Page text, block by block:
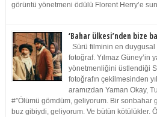
görüntü yönetmeni ödülü Florent Herry’e
‘Bahar ülkesi’nden bize
Sürü filminin en
fotoğraf. Yılmaz Güney’in
yönetmenliğini üstlendiği
fotoğrafın çekilmesinden
aramızdan Yaman Okay,
#”Ölümü gömdüm, geliyorum. Bir sonbahar
buz gibiydi, geliyorum. Ve bütün kötülükler.